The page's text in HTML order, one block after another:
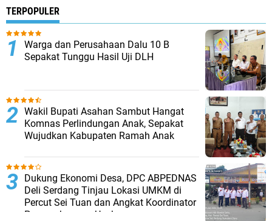
TERPOPULER
Warga dan Perusahaan Dalu 10 B
Sepakat Tunggu Hasil Uji DLH
Wakil Bupati Asahan Sambut Hangat
Komnas Perlindungan Anak, Sepakat
Wujudkan Kabupaten Ramah Anak
Dukung Ekonomi Desa, DPC ABPEDNAS
Deli Serdang Tinjau Lokasi UMKM di
Percut Sei Tuan dan Angkat Koordinator
Pengembangan Usaha